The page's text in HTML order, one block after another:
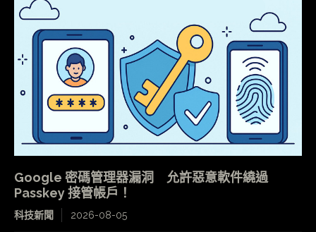
Google 密碼管理器漏洞 允許惡意軟件繞過
Passkey 接管帳戶！
科技新聞 2026-08-05